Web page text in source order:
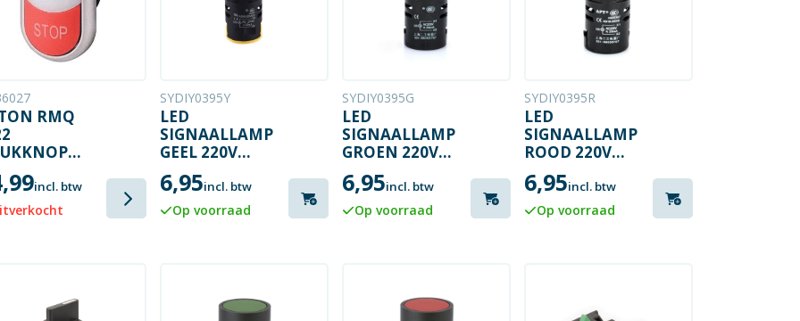
RMQ
incl. btw
SYDIY0395Y
LED
SIGNAALLAMP
GEEL 220V
22MM
6,95incl. btw
Op voorraad
SYDIY0395G
LED
SIGNAALLAMP
GROEN 220V
22MM
6,95incl. btw
Op voorraad
SYDIY0395R
LED
SIGNAALLAMP
ROOD 220V
22MM
6,95incl. btw
Op voorraad